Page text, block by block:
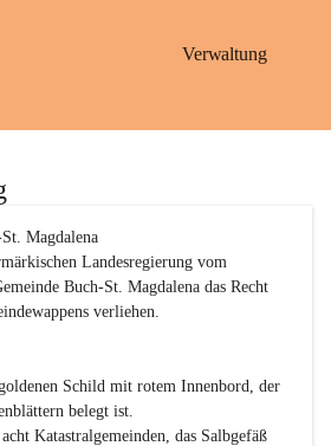
Verwaltung
Magdalena
Landesregierung vom
Buch-St. Magdalena das Recht
verliehen.
Schild mit rotem Innenbord, der
belegt ist.
Katastralgemeinden, das Salbgefäß